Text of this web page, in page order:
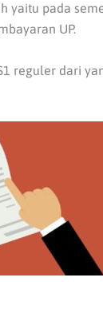
yaitu pada
UP.
reguler dari